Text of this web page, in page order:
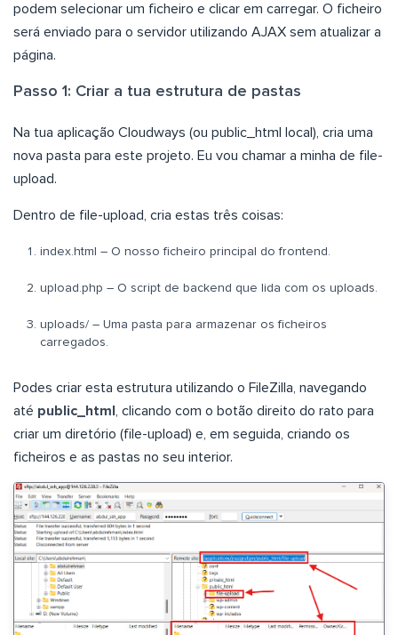
podem selecionar um ficheiro e clicar em carregar. O ficheiro
será enviado para o servidor utilizando AJAX sem atualizar a
página.
Passo 1: Criar a tua estrutura de pastas
Na tua aplicação Cloudways (ou public_html local), cria uma
nova pasta para este projeto. Eu vou chamar a minha de file-
upload.
Dentro de file-upload, cria estas três coisas:
index.html – O nosso ficheiro principal do frontend.
upload.php – O script de backend que lida com os uploads.
uploads/ – Uma pasta para armazenar os ficheiros
carregados.
Podes criar esta estrutura utilizando o FileZilla, navegando
até public_html , clicando com o botão direito do rato para
criar um diretório (file-upload) e, em seguida, criando os
ficheiros e as pastas no seu interior.